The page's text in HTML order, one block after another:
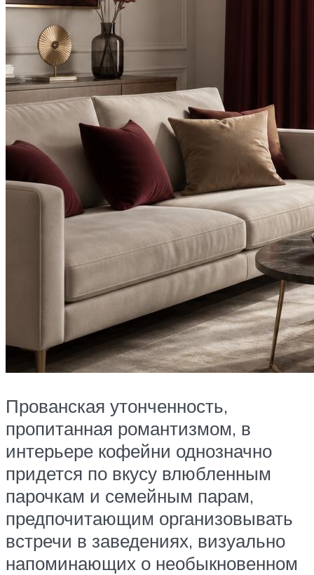
Прованская утонченность,
пропитанная романтизмом, в
интерьере кофейни однозначно
придется по вкусу влюбленным
парочкам и семейным парам,
предпочитающим организовывать
встречи в заведениях, визуально
напоминающих о необыкновенном